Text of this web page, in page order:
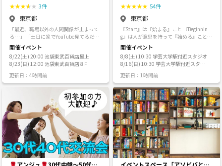
ろ、考えるためには学ぶ姿勢が必要だと
考えています。 荀子の『勧学』には、
「吾嘗終日而思矣。不如須臾之所學也」
（一日中考え続けても、わずかな時間学
ぶことには及ばない） という言葉があり
ます。 自分の頭で考えることは大切で
す。 しかし、自分の頭だけで考えること
が、必ずしも深い思考であるとは限りま
せん。 先人の知恵、偉人達が気づいた学
問、科学的知見、社会的背景、他者の経
験。 そうしたものに触れ、「巨人の肩に
立つ」ことで、私たちはより遠くまで考
ルでは、必要に応じて主催者や参加者が
知識を共有し、学ぶことを積極的に大切
にします。 知らないことがあるのは問題
ではありません。 大切なのは、知識の多
さではなく、知識に対して開かれている
ことです。 わからないことを、わからな
いまま持ち込み、そこから一緒に考え、
学んでいく。 そのような場として、ご参
加いただければと思います。 ※もっと
しく声をかけてくれる。 そんなあたたか
い循環が生まれる場所でありたいと思っ
ています。 ここを、自分の居場所のひと
つとして感じてもらえたら嬉しいです。
◆安心して楽しんでいただくために 皆さ
んが気持ちよく過ごせるよう、以下の行
為は禁止しています。 ・しつこいナン
パ、セクハラ、暴言などの迷惑行為 ・宗
教、MLM、ネットワークビジネス、保
険・不動産・金融商材等の勧誘 ・他イベ
ントや他サークルへの引き抜き行為 ・参
加後を含む営業・勧誘行為 ・過度な香
水、体臭、口臭などへの配慮不足 ・ゲー
ムを傷つける行為 ・無許可での写真・動
画のSNS投稿 ・主催者の注意に従わない
行為 迷惑行為が確認された場合は、途中
退出・今後の参加をお断りする場合があ
ります。 安心して参加できる場をみんな
で守っていきましょう😊 あなたの“ちょ
っとした居場所”になれたら嬉しいです。
ご参加、お待ちしています！
所を、皆で楽しみながら創っていきまし
ょう♪ ◆◇━━━━━━━━━━━━━
◇◆ ◆ 今までの実績 ◆◇━━━━
━━━━━━━━━◇◆ ▍｢友達作り｣ 企
画の業績 ❶ EnjoyJapan交流会とし
て、2022年5月に第1回の開催を行い40
名程の方にご参加頂きました。 ❷ 月間で
多い時には、東京近郊などで合計1000名
以上の方にご参加して頂いております。
❸ 2023年にはカフェ会など、1年間で累
計10000名以上の方にご参加頂きまし
た。 ❹ 現在では、東京・神奈川・千葉・
大阪etcへカフェ会・交流会の開催が拡が
っています。 ▍どんな方が参加している
の？ ● ご参加頂いている方の年齢 凡そ
「20代～30代」の方が中心です。 「大学
生」の方や「50代・60代」の方のご参加
もありますので、比較的に幅広い年齢層
の方のご参加を頂いております。 ● 男性
と女性との比率 企画によって異なります
が平均すると、 凡そ「男性２：女性１」
という参加比率になっています。 女子会
★★★★★ 3件
東京都
「最近、職場以外の人間関係が止まって
る…」 「土日に家でYouTube見てるだけ
で終わるの、もったいないかも？」 そん
な20代・30代が中心に集まって、とにか
く**「ゆる〜く、おもしろく」**過ごす
場所を提供するサークルです😊 難しいこ
とは抜きにして、まずは「乾杯！」から
始めませんか？ ---------- ▼ どんなことして
買ってきたお酒とおつまみを囲んで、ダ
ラダラ喋るだけ。これが一番楽しい笑 豪
華な食事や珍しいお酒をラグジュアリー
な空間で...とか一切ナシ！ その代わり、
量はたくさんあります ◎アウトドア的な
遊び 季節に合わせてBBQしたり、ちょっ
と外に遊びに行ったり。 ◎ぶっちゃけト
ーク 仕事の話から「みんな新NISAとかど
うしてる？」みたいな、ちょっと気にな
る将来の話まで、フラットに共有してま
開催イベント
8/22(土) 20:00 池袋東武百貨店屋上
8/23(日) 12:00 池袋東武百貨店８F
更新日：4時間前
★★★★★ 54件
東京都
『Start』は『始まる』こと 『Beginnin
g』は人が意思を持って『始める』こと
🌈 みんながみんなの 最初の一歩を応援す
る場所⭐️ 『大人になってもダンスがした
い✨』 『新しいことを始めたいけどきっ
かけがない』 『ダンススタジオに通う程
の自信はない でもダンスをやってみたい
❗️』 そんな一般の方とダンスを繋ぐ架け
橋になりたくて始めました🌈✨ 素人さん
大歓迎❗️むしろ素人さんの為に作りまし
た✨コンセプトはズバリ、【ダンスを楽
しむ】 目標は『趣味or特技はダンスで
す』って言える人を増やすこと⭐️ 15年以
上プロ活動していた経験と3歳〜70歳ま
で幅広くレッスンしてきた経験が有るの
で、どんな方でも楽しく踊れると思いま
す🎶 ジャンルは ロック、ハウス、ヒップ
ホップ、KPOP、ブレイク、ワック、ソウ
ル、ジャズ、ポップ、ガールズ、R&Bな
開催イベント
8/8(土) 10:30 学芸大学駅付近スタジオ
8/16(日) 10:30 学芸大学駅付近スタジ
更新日：1時間前
🌹アンジュ🌹30代中盤～50代前
イベントスペース「アソビバとマ